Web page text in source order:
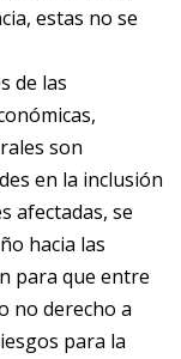
estas no se
de las
son
en la inclusión
afectadas, se
hacia las
para que entre
no derecho a
para la